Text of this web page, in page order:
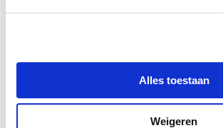
Alles toestaan
Weigeren
én met concrete resultaten, twee jaar nadat de
Lees meer
Een ziekte-uitkering en flexi-jobben